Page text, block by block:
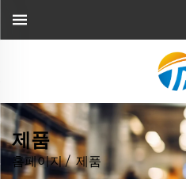
제품
홈페이지/제품